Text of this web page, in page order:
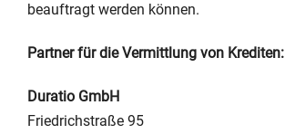
beauftragt werden können.
Partner für die Vermittlung von Krediten:
Duratio GmbH
Friedrichstraße 95